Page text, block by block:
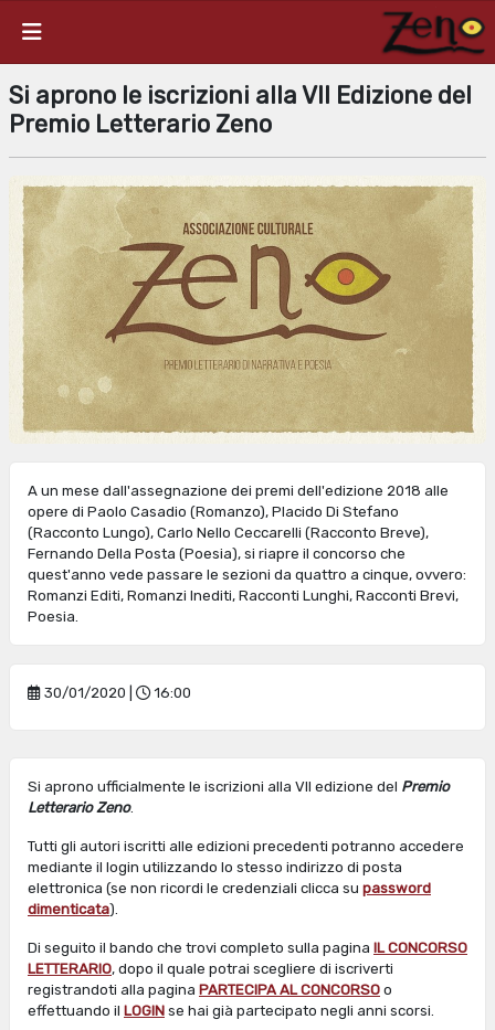
Si aprono le iscrizioni alla VII Edizione del
Premio Letterario Zeno
A un mese dall'assegnazione dei premi dell'edizione 2018 alle
opere di Paolo Casadio (Romanzo), Placido Di Stefano
(Racconto Lungo), Carlo Nello Ceccarelli (Racconto Breve),
Fernando Della Posta (Poesia), si riapre il concorso che
quest'anno vede passare le sezioni da quattro a cinque, ovvero:
Romanzi Editi, Romanzi Inediti, Racconti Lunghi, Racconti Brevi,
Poesia.
30/01/2020 | 16:00
Si aprono ufficialmente le iscrizioni alla VII edizione del Premio
Letterario Zeno.
Tutti gli autori iscritti alle edizioni precedenti potranno accedere
mediante il login utilizzando lo stesso indirizzo di posta
elettronica (se non ricordi le credenziali clicca su password
dimenticata).
Di seguito il bando che trovi completo sulla pagina IL CONCORSO
LETTERARIO, dopo il quale potrai scegliere di iscriverti
registrandoti alla pagina PARTECIPA AL CONCORSO o
effettuando il LOGIN se hai già partecipato negli anni scorsi.